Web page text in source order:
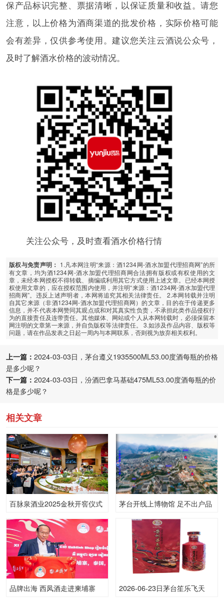
保产品标识完整、票据清晰，以保证质量和收益。请您
注意，以上价格为酒商渠道的批发价格，实际价格可能
会有差异，仅供参考使用。建议您关注云酒说公众号，
及时了解酒水价格的波动情况。
关注公众号，及时查看酒水价格行情
版权与免责声明： 1.凡本网注明“来源：酒1234网-酒水加盟代理招商网”的所
有文章，均为酒1234网-酒水加盟代理招商网合法拥有版权或有权使用的文
章，未经本网授权不得转载、摘编或利用其它方式使用上述文章。已经本网授
权使用文章的，应在授权范围内使用，并注明“来源：酒1234网-酒水加盟代理
招商网”。违反上述声明者，本网将追究其相关法律责任。 2.本网转载并注明
自其它来源（非酒1234网-酒水加盟代理招商网）的文章，目的在于传递更多
信息，并不代表本网赞同其观点或和对其真实性负责，不承担此类作品侵权行
为的直接责任及连带责任。其他媒体、网站或个人从本网转载时，必须保留本
网注明的文章第一来源，并自负版权等法律责任。 3.如涉及作品内容、版权等
问题，请在作品发表之日起一周内与本网联系，否则视为放弃相关权利。
上一篇： 2024-03-03日，茅台遵义1935500ML53.00度酒每瓶的价格
是多少呢？
下一篇： 2024-03-03日，汾酒巴拿马基础475ML53.00度酒每瓶的价
格是多少呢？
相关文章
百脉泉酒业2025金秋开窖仪式
茅台开线上博物馆 足不出户品
品牌出海 西凤酒走进柬埔寨
2026-06-23日茅台笙乐飞天